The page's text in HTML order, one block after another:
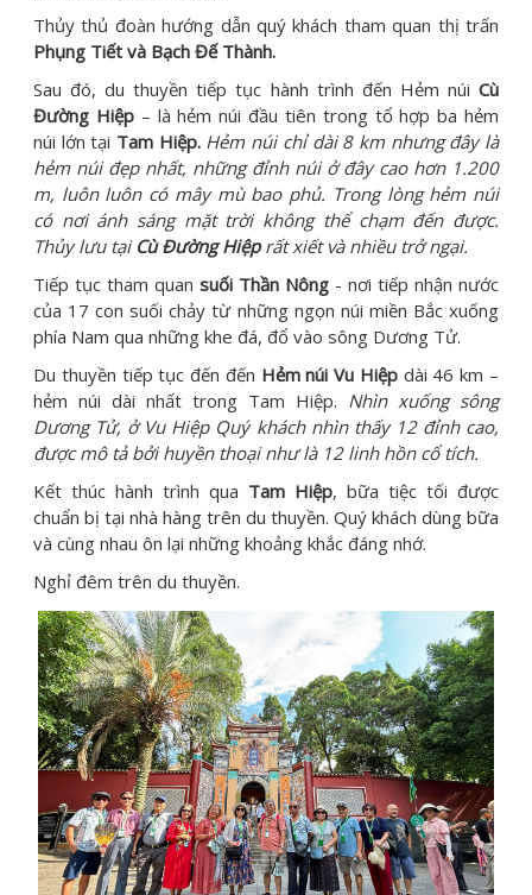
Thủy thủ đoàn hướng dẫn quý khách tham quan thị trấn
Phụng Tiết và Bạch Đế Thành.
Sau đó, du thuyền tiếp tục hành trình đến Hẻm núi Cù
Đường Hiệp– là hẻm núi đầu tiên trong tổ hợp ba hẻm
núi lớn tại Tam Hiệp. Hẻm núi chỉ dài 8 km nhưng đây là
hẻm núi đẹp nhất, những đỉnh núi ở đây cao hơn 1.200
m, luôn luôn có mây mù bao phủ. Trong lòng hẻm núi
có nơi ánh sáng mặt trời không thể chạm đến được.
Thủy lưu tại Cù Đường Hiệprất xiết và nhiều trở ngại.
Tiếp tục tham quan suối Thần Nông - nơi tiếp nhận nước
của 17 con suối chảy từ những ngọn núi miền Bắc xuống
phía Nam qua những khe đá, đổ vào sông Dương Tử.
Du thuyền tiếp tục đến đến Hẻm núi Vu Hiệpdài 46 km –
hẻm núi dài nhất trong Tam Hiệp. Nhìn xuống sông
Dương Tử, ở Vu Hiệp Quý khách nhìn thấy 12 đỉnh cao,
được mô tả bởi huyền thoại như là 12 linh hồn cổ tích.
Kết thúc hành trình qua Tam Hiệp, bữa tiệc tối được
chuẩn bị tại nhà hàng trên du thuyền. Quý khách dùng bữa
và cùng nhau ôn lại những khoảng khắc đáng nhớ.
Nghỉ đêm trên du thuyền.